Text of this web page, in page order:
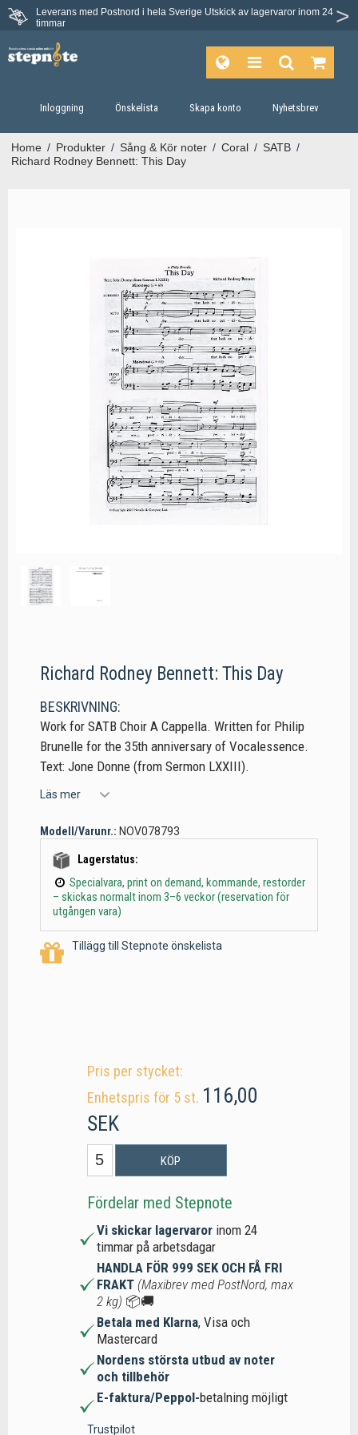
Leverans med Postnord i hela Sverige Utskick av lagervaror inom 24
timmar
Inloggning Önskelista Skapa konto Nyhetsbrev
Home / Produkter / Sång & Kör noter / Coral / SATB /
Richard Rodney Bennett: This Day
Richard Rodney Bennett: This Day
BESKRIVNING:
Work for SATB Choir A Cappella. Written for Philip
Brunelle for the 35th anniversary of Vocalessence.
Text: Jone Donne (from Sermon LXXIII).
Läs mer
Modell/Varunr.: NOV078793
Lagerstatus:
Specialvara, print on demand, kommande, restorder
– skickas normalt inom 3–6 veckor (reservation för
utgången vara)
Tillägg till Stepnote önskelista
Pris per stycket:
Enhetspris för 5 st. 116,00
SEK
KÖP
Fördelar med Stepnote
Vi skickar lagervaror inom 24
timmar på arbetsdagar
HANDLA FÖR 999 SEK OCH FÅ FRI
FRAKT (Maxibrev med PostNord, max
2 kg) 📦🚚
Betala med Klarna, Visa och
Mastercard
Nordens största utbud av noter
och tillbehör
E-faktura/Peppol-betalning möjligt
Trustpilot